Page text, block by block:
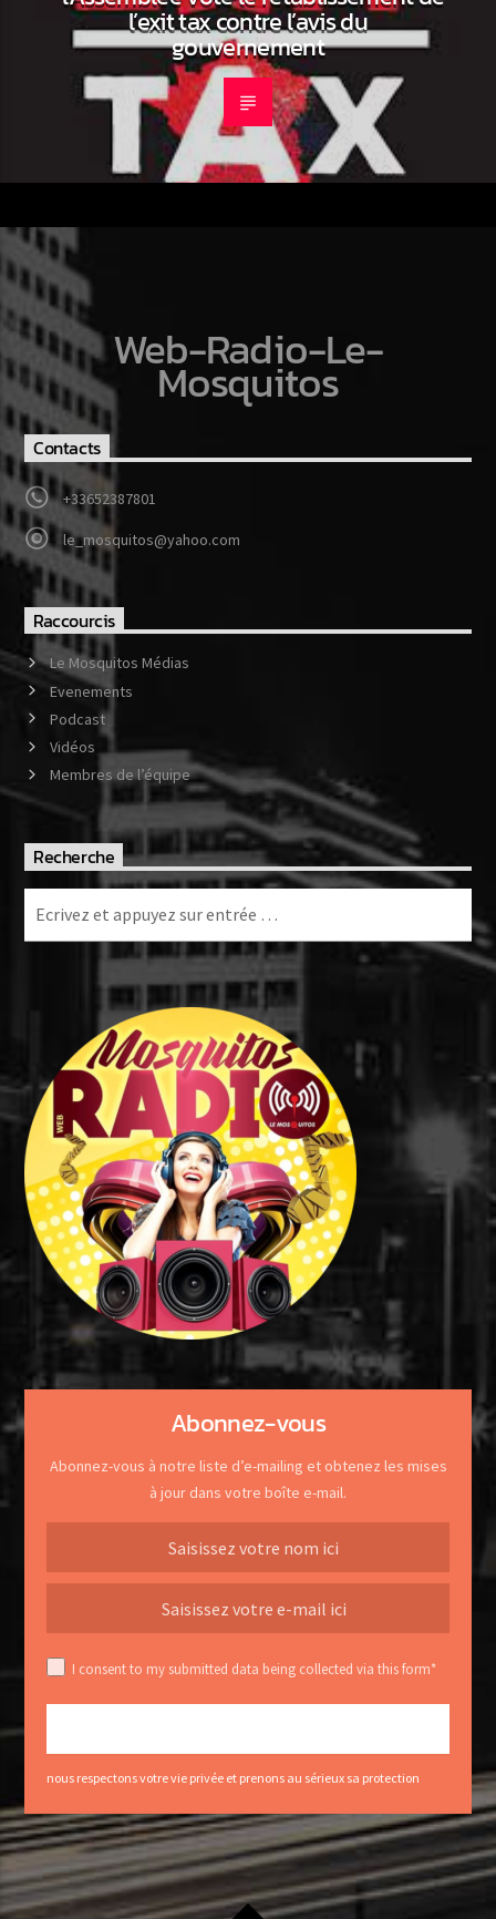
l’exit tax contre l’avis du
gouvernement
Web-Radio-Le-
Mosquitos
Contacts
+33652387801
le_mosquitos@yahoo.com
Raccourcis
Le Mosquitos Médias
Evenements
Podcast
Vidéos
Membres de l’équipe
Recherche
Abonnez-vous
Abonnez-vous à notre liste d’e-mailing et obtenez les mises
à jour dans votre boîte e-mail.
I consent to my submitted data being collected via this form*
nous respectons votre vie privée et prenons au sérieux sa protection